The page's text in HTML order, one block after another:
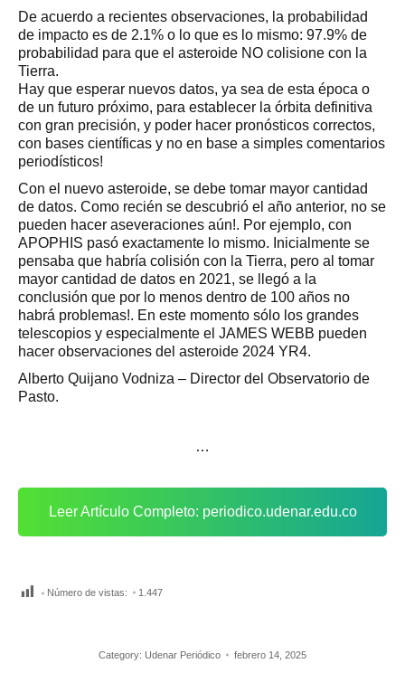
De acuerdo a recientes observaciones, la probabilidad
de impacto es de 2.1% o lo que es lo mismo: 97.9% de
probabilidad para que el asteroide NO colisione con la
Tierra.
Hay que esperar nuevos datos, ya sea de esta época o
de un futuro próximo, para establecer la órbita definitiva
con gran precisión, y poder hacer pronósticos correctos,
con bases científicas y no en base a simples comentarios
periodísticos!
Con el nuevo asteroide, se debe tomar mayor cantidad
de datos. Como recién se descubrió el año anterior, no se
pueden hacer aseveraciones aún!. Por ejemplo, con
APOPHIS pasó exactamente lo mismo. Inicialmente se
pensaba que habría colisión con la Tierra, pero al tomar
mayor cantidad de datos en 2021, se llegó a la
conclusión que por lo menos dentro de 100 años no
habrá problemas!. En este momento sólo los grandes
telescopios y especialmente el JAMES WEBB pueden
hacer observaciones del asteroide 2024 YR4.
Alberto Quijano Vodniza – Director del Observatorio de
Pasto.
…
Leer Artículo Completo: periodico.udenar.edu.co
Número de vistas: 1.447
Category: Udenar Periódico febrero 14, 2025